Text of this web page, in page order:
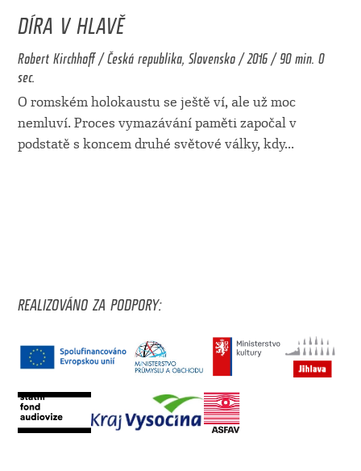
DÍRA V HLAVĚ
Robert Kirchhoff / Česká republika, Slovensko / 2016 / 90 min. 0
sec.
O romském holokaustu se ještě ví, ale už moc
nemluví. Proces vymazávání paměti započal v
podstatě s koncem druhé světové války, kdy...
REALIZOVÁNO ZA PODPORY: